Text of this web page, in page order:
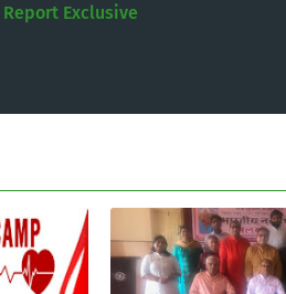
Report Exclusive